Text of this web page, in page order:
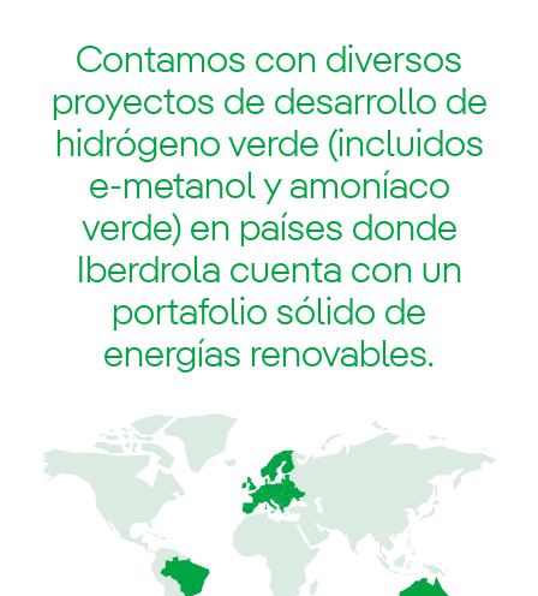
Contamos con diversos
proyectos de desarrollo de
hidrógeno verde (incluidos
e-metanol y amoníaco
verde) en países donde
Iberdrola cuenta con un
portafolio sólido de
energías renovables.